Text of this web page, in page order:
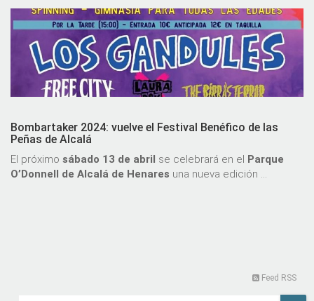
Bombartaker 2024: vuelve el Festival Benéfico de las
Peñas de Alcalá
El próximo sábado 13 de abril se celebrará en el Parque
O’Donnell de Alcalá de Henares una nueva edición …
Feed RSS